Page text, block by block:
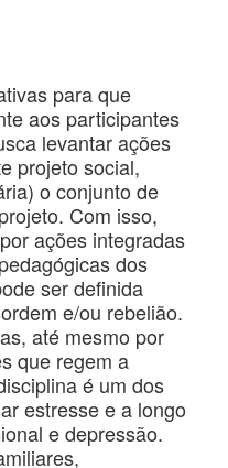
para que
aos participantes
levantar ações
projeto social,
o conjunto de
Com isso,
ações integradas
dos
ser definida
e/ou rebelião.
até mesmo por
que regem a
é um dos
estresse e a longo
e depressão.